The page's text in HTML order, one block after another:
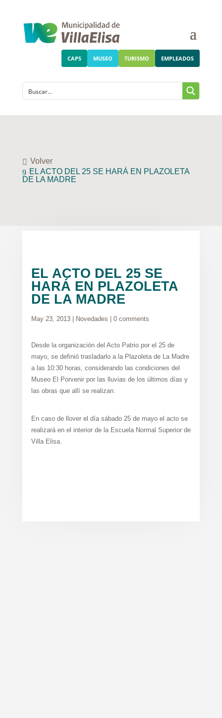
CAPS MUSEO TURISMO EMPLEADOS
Volver
EL ACTO DEL 25 SE HARÁ EN PLAZOLETA
DE LA MADRE
EL ACTO DEL 25 SE
HARÁ EN PLAZOLETA
DE LA MADRE
May 23, 2013| Novedades 0 comments
Desde la organización del Acto Patrio por el 25 de
mayo, se definió trasladarlo a la Plazoleta de La Madre
a las 10:30 horas, considerando las condiciones del
Museo El Porvenir por las lluvias de los últimos días y
las obras que allí se realizan.
En caso de llover el día sábado 25 de mayo el acto se
realizará en el interior de la Escuela Normal Superior de
Villa Elisa.